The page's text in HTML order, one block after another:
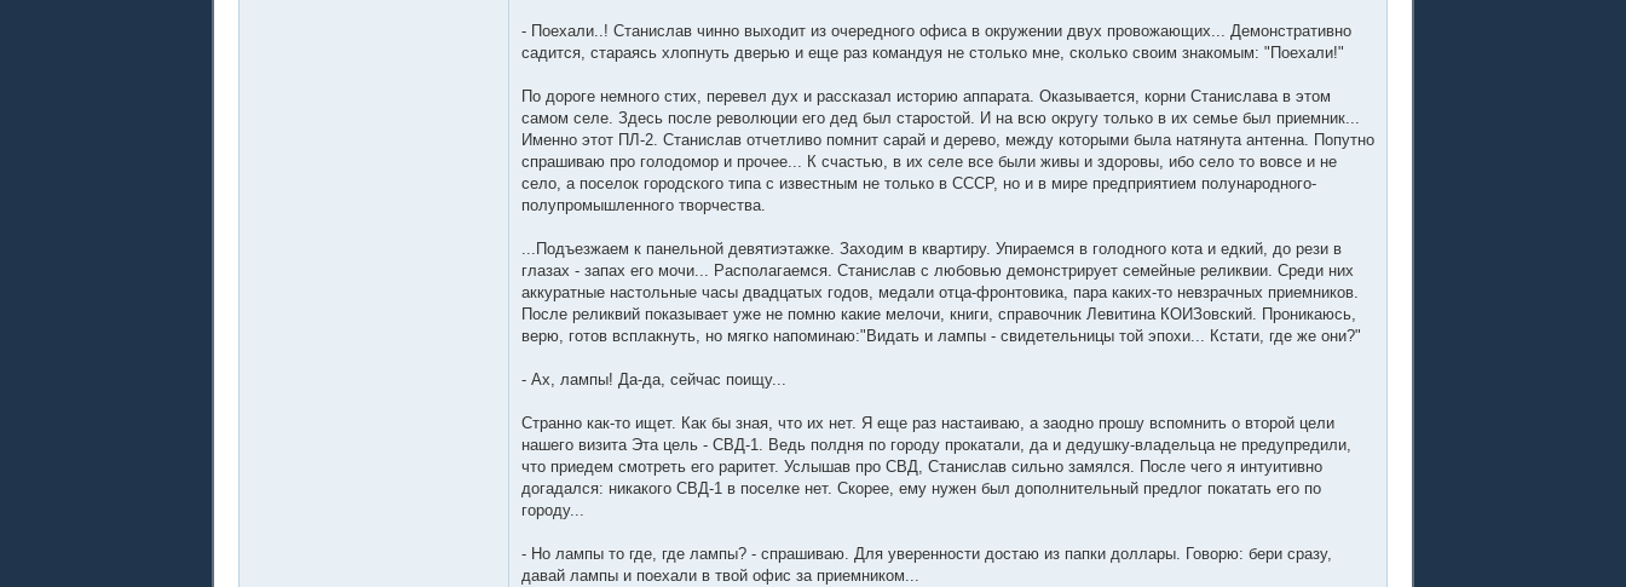
- Поехали..! Станислав чинно выходит из очередного офиса в окружении двух провожающих... Демонстративно
садится, стараясь хлопнуть дверью и еще раз командуя не столько мне, сколько своим знакомым: "Поехали!"
По дороге немного стих, перевел дух и рассказал историю аппарата. Оказывается, корни Станислава в этом
самом селе. Здесь после революции его дед был старостой. И на всю округу только в их семье был приемник...
Именно этот ПЛ-2. Станислав отчетливо помнит сарай и дерево, между которыми была натянута антенна. Попутно
спрашиваю про голодомор и прочее... К счастью, в их селе все были живы и здоровы, ибо село то вовсе и не
село, а поселок городского типа с известным не только в СССР, но и в мире предприятием полународного-
полупромышленного творчества.
...Подъезжаем к панельной девятиэтажке. Заходим в квартиру. Упираемся в голодного кота и едкий, до рези в
глазах - запах его мочи... Располагаемся. Станислав с любовью демонстрирует семейные реликвии. Среди них
аккуратные настольные часы двадцатых годов, медали отца-фронтовика, пара каких-то невзрачных приемников.
После реликвий показывает уже не помню какие мелочи, книги, справочник Левитина КОИЗовский. Проникаюсь,
верю, готов всплакнуть, но мягко напоминаю:"Видать и лампы - свидетельницы той эпохи... Кстати, где же они?"
- Ах, лампы! Да-да, сейчас поищу...
Странно как-то ищет. Как бы зная, что их нет. Я еще раз настаиваю, а заодно прошу вспомнить о второй цели
нашего визита Эта цель - СВД-1. Ведь полдня по городу прокатали, да и дедушку-владельца не предупредили,
что приедем смотреть его раритет. Услышав про СВД, Станислав сильно замялся. После чего я интуитивно
догадался: никакого СВД-1 в поселке нет. Скорее, ему нужен был дополнительный предлог покатать его по
городу...
- Но лампы то где, где лампы? - спрашиваю. Для уверенности достаю из папки доллары. Говорю: бери сразу,
давай лампы и поехали в твой офис за приемником...